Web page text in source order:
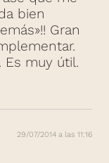
bien
Gran
Es muy útil.
29/07/2014 a las 11:16